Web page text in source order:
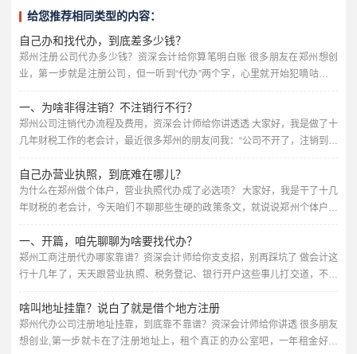
给您推荐相同类型的内容：
自己办和找代办，到底差多少钱？
郑州注册公司代办多少钱？资深会计给你算笔明白账 很多朋友在郑州想创
业，第一步就是注册公司，但一听到“代办”两个字，心里就开始犯嘀咕：这
代办费到底要多少？会不会被坑？我自己跑一趟行不行？作为在财税行业摸
爬滚打多年的会计师，我今天就跟你把这事聊透了，保证不说绕弯子的话,全
是干货。 先说说核心：郑州代办注册公司，价格一般在几百到几千块钱不等
你可能会问，为啥不是统一价？因为不同人的需求不一样，代办...
一、为啥非得注销？不注销行不行？
郑州公司注销代办流程及费用，资深会计师给你讲透透 大家好，我是做了十
几年财税工作的老会计，最近很多郑州的朋友问我：“公司不开了，注销到底
怎么搞？找代办要多少钱？靠谱不靠谱？”今天我就把郑州公司注销的那些
事，掰开了揉碎了讲清楚，咱们不整那些官腔，全是干货,你听完心里就有谱
了。 先给你泼盆冷水：公司不干了，千万别扔那儿不管，很多人觉得“反正
没业务，零申报就行”，但零申报超过三个月，税务局就会把你列...
自己办营业执照，到底难在哪儿？
为什么在郑州做个体户，营业执照代办成了必选项？ 大家好，我是干了十几
年财税的老会计，今天咱们不聊那些生硬的政策条文，就说说郑州个体户营
业执照代办这档子事，你可能会想，不就是办个证嘛，自己跑一趟行政大厅
不就行了？嘿，你要是这么想，八成得吃几次闭门羹，我这些年见过太多老
板，自己折腾半个月，结果材料不对、流程不懂，最后还得花钱找人办，今
天我就把这里头的门道,掰开了揉碎了跟你唠清楚。 先说说咱郑州的情...
一、开篇，咱先聊聊为啥要找代办？
郑州工商注册代办哪家靠谱？资深会计师给你支支招，别再踩坑了 做会计这
行十几年了，天天跟营业执照、税务登记、银行开户这些事儿打交道，不少
朋友一上来就问：“我自己去工商局跑一趟不行吗？为啥非得花个几百上千找
代办？” 说实话，自己跑也不是不行，但您得想清楚——工商注册看着简
单，里头门道可不少，名字查重、经营范围怎么填、注册资本写多少、地址
要求是什么、章程怎么起草……每一步都可能让你来回跑好几趟。...
啥叫地址挂靠？说白了就是借个地方注册
郑州代办公司注册地址挂靠，到底靠不靠谱？资深会计师给你讲透 很多朋友
想创业,第一步就卡在了注册地址上，租个真正的办公室吧，一年租金好几